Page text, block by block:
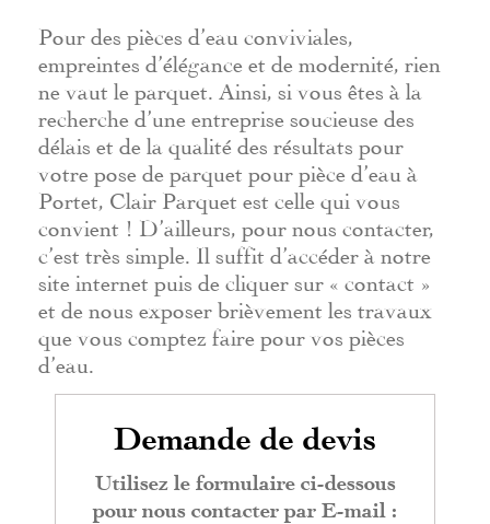
Pour des pièces d’eau conviviales,
empreintes d’élégance et de modernité, rien
ne vaut le parquet. Ainsi, si vous êtes à la
recherche d’une entreprise soucieuse des
délais et de la qualité des résultats pour
votre pose de parquet pour pièce d’eau à
Portet, Clair Parquet est celle qui vous
convient ! D’ailleurs, pour nous contacter,
c’est très simple. Il suffit d’accéder à notre
site internet puis de cliquer sur « contact »
et de nous exposer brièvement les travaux
que vous comptez faire pour vos pièces
d’eau.
Demande de devis
Utilisez le formulaire ci-dessous
pour nous contacter par E-mail :